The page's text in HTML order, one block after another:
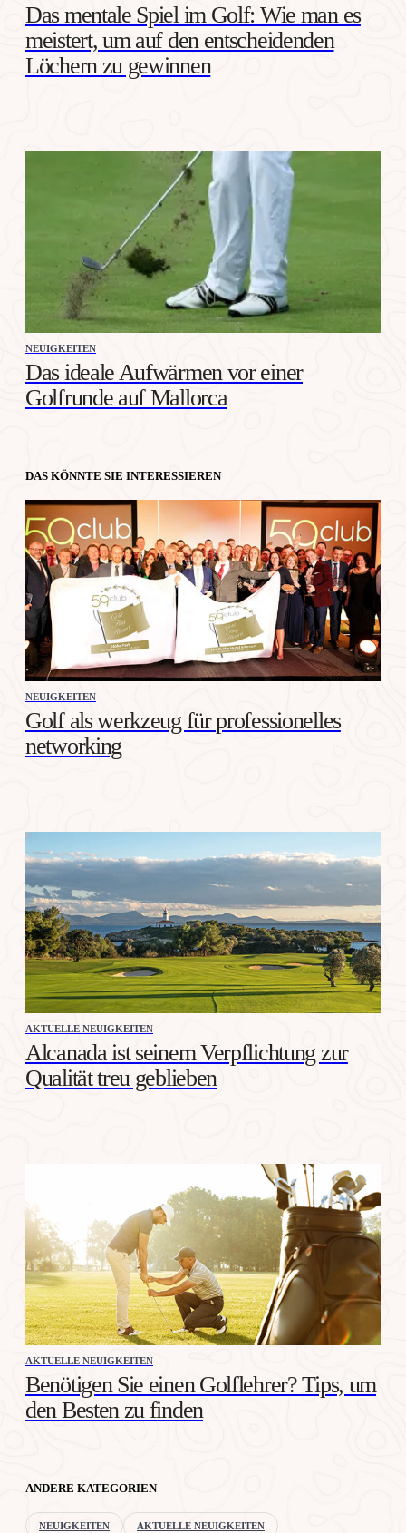
Das mentale Spiel im Golf: Wie man es
meistert, um auf den entscheidenden
Löchern zu gewinnen
NEUIGKEITEN
Das ideale Aufwärmen vor einer
Golfrunde auf Mallorca
DAS KÖNNTE SIE INTERESSIEREN
NEUIGKEITEN
Golf als werkzeug für professionelles
networking
AKTUELLE NEUIGKEITEN
Alcanada ist seinem Verpflichtung zur
Qualität treu geblieben
AKTUELLE NEUIGKEITEN
Benötigen Sie einen Golflehrer? Tips, um
den Besten zu finden
ANDERE KATEGORIEN
NEUIGKEITEN AKTUELLE NEUIGKEITEN